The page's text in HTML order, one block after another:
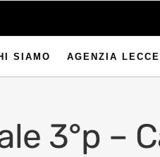
SIAMO AGENZIA LECCE
3°p –